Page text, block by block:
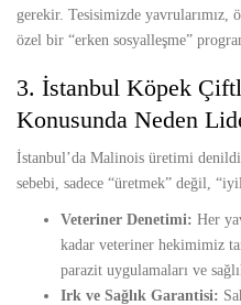
gerekir. Tesisimizde
özel bir “erken sosyalleşme”
3. İstanbul Köpek
Konusunda Neden
İstanbul’da Malinois üretimi
sebebi, sadece “üretmek” değil,
Veteriner Denetimi: Her
kadar veteriner hekimimiz
parazit uygulamaları ve
Irk ve Sağlık Garantisi: